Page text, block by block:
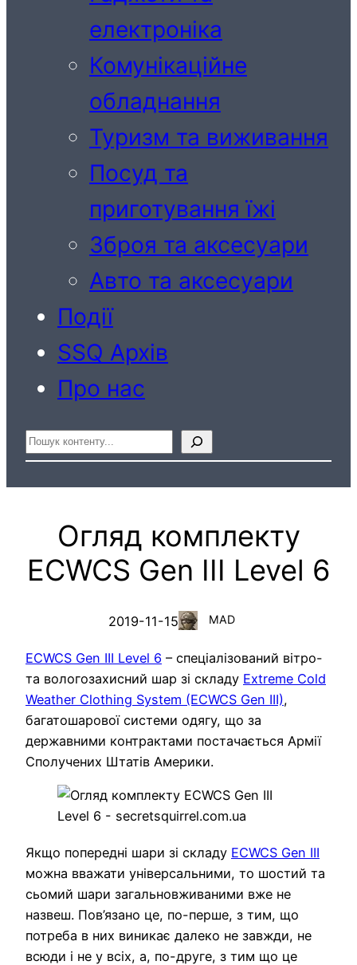
електроніка
Комунікаційне
обладнання
Туризм та виживання
Посуд та
приготування їжі
Зброя та аксесуари
Авто та аксесуари
Події
SSQ Архів
Про нас
Пошук
Огляд комплекту
ECWCS Gen III Level 6
2019-11-15 MAD
ECWCS Gen III Level 6 – спеціалізований вітро-
та вологозахисний шар зі складу Extreme Cold
Weather Clothing System (ECWCS Gen III),
багатошарової системи одягу, що за
державними контрактами постачається Армії
Сполучених Штатів Америки.
Якщо попередні шари зі складу ECWCS Gen III
можна вважати універсальними, то шостий та
сьомий шари загальновживаними вже не
назвеш. Пов’язано це, по-перше, з тим, що
потреба в них виникає далеко не завжди, не
всюди і не у всіх, а, по-друге, з тим що це